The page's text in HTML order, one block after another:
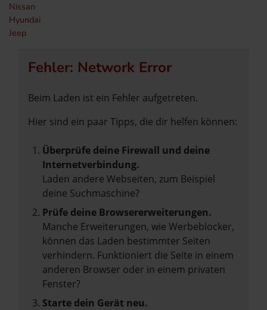
Nissan
Hyundai
Jeep
Fehler: Network Error
Beim Laden ist ein Fehler aufgetreten.
Hier sind ein paar Tipps, die dir helfen können:
Überprüfe deine Firewall und deine
Internetverbindung.
Laden andere Webseiten, zum Beispiel
deine Suchmaschine?
Prüfe deine Browsererweiterungen.
Manche Erweiterungen, wie Werbeblocker,
können das Laden bestimmter Seiten
verhindern. Funktioniert die Seite in einem
anderen Browser oder in einem privaten
Fenster?
Starte dein Gerät neu.